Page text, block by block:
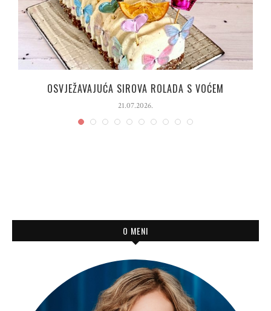
OSVJEŽAVAJUĆA SIROVA ROLADA S VOĆEM
21.07.2026.
O MENI